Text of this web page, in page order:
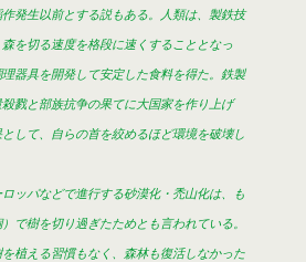
発生以前とする説もある。人類は、製鉄技
を切る速度を格段に速くすることとなっ
器具を開発して安定した食料を得た。鉄製
戮と部族抗争の果てに大国家を作り上げ
して、自らの首を絞めるほど環境を破壊し
ッパなどで進行する砂漠化・禿山化は、も
で樹を切り過ぎたためとも言われている。
植える習慣もなく、森林も復活しなかった